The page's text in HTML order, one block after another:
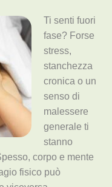
Ti senti fuori
fase? Forse
stress,
stanchezza
cronica o un
senso di
malessere
generale ti
stanno
corpo e mente
fisico può